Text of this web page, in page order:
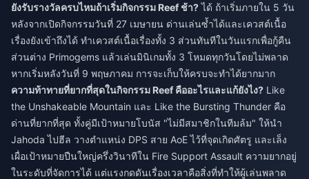
ยังรับรางวัลครบไหมถ้าเริ่มกิจกรรม Reef ช้า?ได้ ถ้าเริ่มภายใน 5 วัน
หลังจากเปิดกิจกรรมวันที่ 27 เมษายน ด่านเล่นซ้ำได้และเควสต์เนื้อ
เรื่องยังเข้าถึงได้ ทำเควสต์เนื้อเรื่องทั้ง 3 ส่วนทันทีในวันแรกเพื่อกู้คืน
ส่วนต่าง Primogems แล้วเล่นมินิเกมทั้ง 3 โหมดทุกวันโดยไม่พลาด
หากเริ่มหลังวันที่ 9 พฤษภาคม การจะเก็บให้ครบจะทำได้ยากมาก
ความท้าทายที่ยากที่สุดในกิจกรรม Reef คืออะไรและแก้ยังไง? Like
the Unshakeable Mountain และ Like the Bursting Thunder คือ
ด่านที่ยากที่สุด ทั้งคู่มีเป้าหมายโบนัส "ไม่มีสมาชิกในทีมล้ม" ให้นำ
Jahoda ไปฮีล วางตำแหน่ง DPS สาย AoE ไว้ที่จุดเกิดศัตรู และเล็ง
เผื่อเป้าหมายปืนใหญ่ครึ่งวินาทีใน Fire Support Assault ความยากอยู่
ในระดับที่จัดการได้ แต่แรงกดดันเรื่องเวลาคือสิ่งที่ทำให้ผู้เล่นพลาด